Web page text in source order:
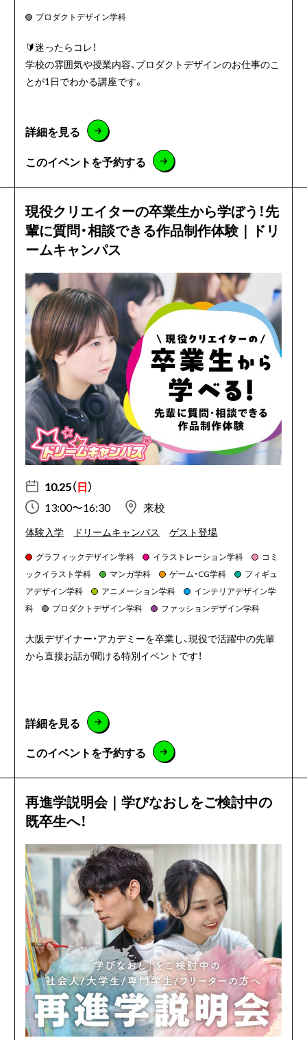
プロダクトデザイン学科
🔰迷ったらコレ！
学校の雰囲気や授業内容、プロダクトデザインのお仕事のこ
とが1日でわかる講座です。
詳細を見る
このイベントを予約する
現役クリエイターの卒業生から学ぼう！先
輩に質問・相談できる作品制作体験｜ドリ
ームキャンパス
10.25（日）
13:00〜16:30
来校
体験入学 ドリームキャンパス ゲスト登場
グラフィックデザイン学科 イラストレーション学科
コミ
ックイラスト学科
マンガ学科 ゲーム・CG学科
フィギュ
アデザイン学科
アニメーション学科
インテリアデザイン学
科
プロダクトデザイン学科 ファッションデザイン学科
大阪デザイナー・アカデミーを卒業し、現役で活躍中の先輩
から直接お話が聞ける特別イベントです！
詳細を見る
このイベントを予約する
再進学説明会｜学びなおしをご検討中の
既卒生へ！